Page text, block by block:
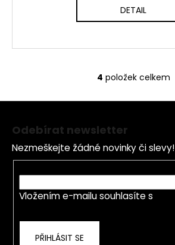
DETAIL
O
v
a
c
í
p
r
4 položek celkem
Odebírat newsletter
Nezmeškejte žádné novinky či slevy!
Vložením e-mailu souhlasíte s
PŘIHLÁSIT SE